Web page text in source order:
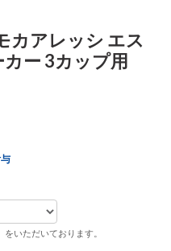
カアレッシ エス
ー 3カップ用
いただいております。